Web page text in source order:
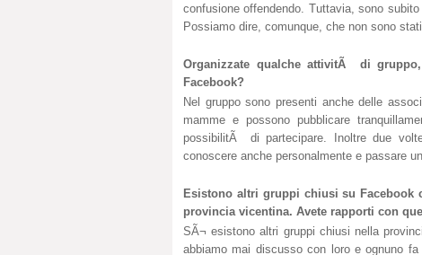
confusione offendendo. Tuttavia, sono
Possiamo dire, comunque, che non sono
Organizzate qualche attivitÃ di
Facebook?
Nel gruppo sono presenti anche delle
mamme e possono pubblicare
possibilitÃ di partecipare. Inoltre due
conoscere anche personalmente e passare
Esistono altri gruppi chiusi su
provincia vicentina. Avete rapporti con
SÃ¬ esistono altri gruppi chiusi nella
abbiamo mai discusso con loro e ognuno